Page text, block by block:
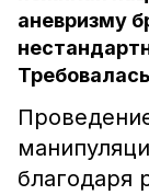
аневризму
благодаря